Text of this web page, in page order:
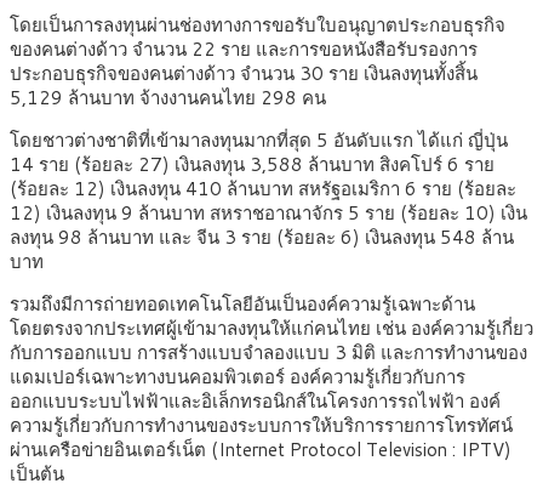
โดยเป็นการลงทุนผ่านช่องทางการขอรับใบอนุญาตประกอบธุรกิจ
ของคนต่างด้าว จำนวน 22 ราย และการขอหนังสือรับรองการ
ประกอบธุรกิจของคนต่างด้าว จำนวน 30 ราย เงินลงทุนทั้งสิ้น
5,129 ล้านบาท จ้างงานคนไทย 298 คน
โดยชาวต่างชาติที่เข้ามาลงทุนมากที่สุด 5 อันดับแรก ได้แก่ ญี่ปุ่น
14 ราย (ร้อยละ 27) เงินลงทุน 3,588 ล้านบาท สิงคโปร์ 6 ราย
(ร้อยละ 12) เงินลงทุน 410 ล้านบาท สหรัฐอเมริกา 6 ราย (ร้อยละ
12) เงินลงทุน 9 ล้านบาท สหราชอาณาจักร 5 ราย (ร้อยละ 10) เงิน
ลงทุน 98 ล้านบาท และ จีน 3 ราย (ร้อยละ 6) เงินลงทุน 548 ล้าน
บาท
รวมถึงมีการถ่ายทอดเทคโนโลยีอันเป็นองค์ความรู้เฉพาะด้าน
โดยตรงจากประเทศผู้เข้ามาลงทุนให้แก่คนไทย เช่น องค์ความรู้เกี่ยว
กับการออกแบบ การสร้างแบบจำลองแบบ 3 มิติ และการทำงานของ
แดมเปอร์เฉพาะทางบนคอมพิวเตอร์ องค์ความรู้เกี่ยวกับการ
ออกแบบระบบไฟฟ้าและอิเล็กทรอนิกส์ในโครงการรถไฟฟ้า องค์
ความรู้เกี่ยวกับการทำงานของระบบการให้บริการรายการโทรทัศน์
ผ่านเครือข่ายอินเตอร์เน็ต (Internet Protocol Television : IPTV)
เป็นต้น